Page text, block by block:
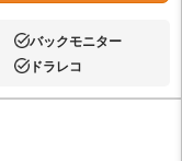
あり:バックモニター
あり:ドラレコ